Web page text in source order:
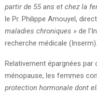
partir de 55 ans et chez la
le Pr. Philippe Amouyel,
maladies chroniques » de
recherche médicale (Inserm).
Relativement épargnées par
ménopause, les femmes
protection hormonale dont